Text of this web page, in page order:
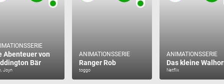
Abenteuer von
Bär
Joyn
ANIMATIONSSERIE
Ranger Rob
toggo
ANIMATIONSSERIE
Das kleine
Netflix